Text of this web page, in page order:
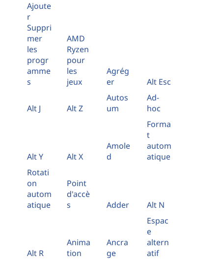
Ajoute
r
Suppri
mer
les
progr
amme
s
AMD
Ryzen
pour
les
jeux
Agrég
er
Alt Esc
Alt J Alt Z
Autos
um
Ad-
hoc
Alt Y Alt X
Amole
d
Forma
t
autom
atique
Rotati
on
autom
atique
Point
d'accè
s
Adder Alt N
Alt R
Anima
tion
Ancra
ge
Espac
e
altern
atif